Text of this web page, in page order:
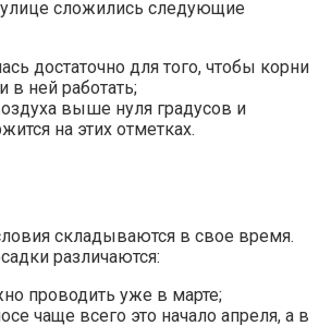
улице сложились следующие
достаточно для того, чтобы корни
в ней работать;
выше нуля градусов и
на этих отметках.
складываются в свое время.
различаются:
проводить уже в марте;
чаще всего это начало апреля, а в